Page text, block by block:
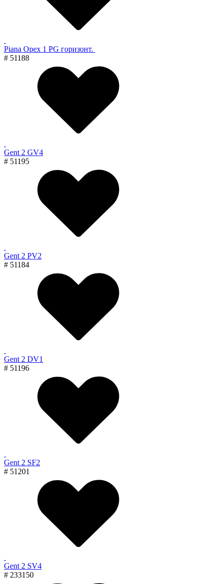
Piana Орех 1 PG горизонт.
# 51188
Gent 2 GV4
# 51195
Gent 2 PV2
# 51184
Gent 2 DV1
# 51196
Gent 2 SF2
# 51201
Gent 2 SV4
# 233150